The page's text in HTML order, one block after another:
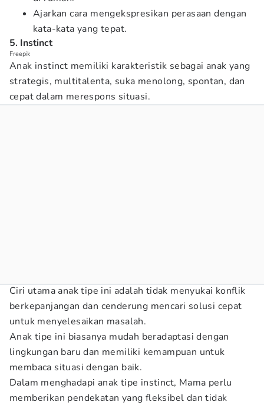
Ajarkan cara mengekspresikan perasaan dengan
kata-kata yang tepat.
5. Instinct
Freepik
Anak instinct memiliki karakteristik sebagai anak yang
strategis, multitalenta, suka menolong, spontan, dan
cepat dalam merespons situasi.
Ciri utama anak tipe ini adalah tidak menyukai konflik
berkepanjangan dan cenderung mencari solusi cepat
untuk menyelesaikan masalah.
Anak tipe ini biasanya mudah beradaptasi dengan
lingkungan baru dan memiliki kemampuan untuk
membaca situasi dengan baik.
Dalam menghadapi anak tipe instinct, Mama perlu
memberikan pendekatan yang fleksibel dan tidak